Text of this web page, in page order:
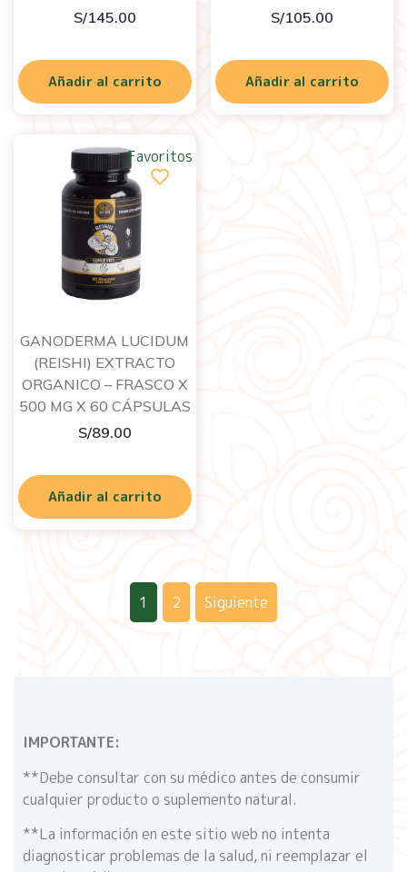
S/145.00
Añadir al carrito
S/105.00
Añadir al carrito
GANODERMA LUCIDUM
(REISHI) EXTRACTO
ORGANICO – FRASCO X
500 MG X 60 CÁPSULAS
S/89.00
Añadir al carrito
Favoritos
1 2 Siguiente
IMPORTANTE:
**Debe consultar con su médico antes de consumir
cualquier producto o suplemento natural.
**La información en este sitio web no intenta
diagnosticar problemas de la salud, ni reemplazar el